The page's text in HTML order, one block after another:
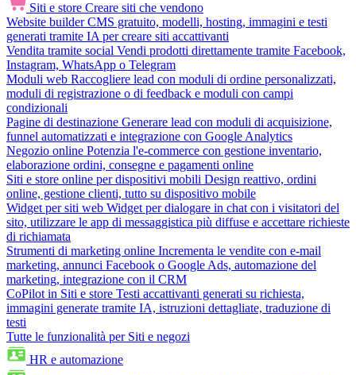
Siti e store Creare siti che vendono
Website builder CMS gratuito, modelli, hosting, immagini e testi
generati tramite IA per creare siti accattivanti
Vendita tramite social Vendi prodotti direttamente tramite Facebook,
Instagram, WhatsApp o Telegram
Moduli web Raccogliere lead con moduli di ordine personalizzati,
moduli di registrazione o di feedback e moduli con campi
condizionali
Pagine di destinazione Generare lead con moduli di acquisizione,
funnel automatizzati e integrazione con Google Analytics
Negozio online Potenzia l'e-commerce con gestione inventario,
elaborazione ordini, consegne e pagamenti online
Siti e store online per dispositivi mobili Design reattivo, ordini
online, gestione clienti, tutto su dispositivo mobile
Widget per siti web Widget per dialogare in chat con i visitatori del
sito, utilizzare le app di messaggistica più diffuse e accettare richieste
di richiamata
Strumenti di marketing online Incrementa le vendite con e-mail
marketing, annunci Facebook o Google Ads, automazione del
marketing, integrazione con il CRM
CoPilot in Siti e store Testi accattivanti generati su richiesta,
immagini generate tramite IA, istruzioni dettagliate, traduzione di
testi
Tutte le funzionalità per Siti e negozi
HR e automazione